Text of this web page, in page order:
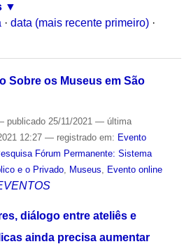
· data (mais recente primeiro) ·
Sobre os Museus em São
publicado25/11/2021 — última
12:27 — registrado em: Evento
Fórum Permanente: Sistema
e o Privado, Museus Evento online
diálogo entre ateliês e
ainda precisa aumentar